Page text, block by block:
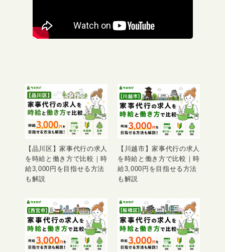
【品川区】家事代行の求人
を時給と働き方で比較｜時
給3,000円を目指せる方法
も解説
【川越市】家事代行の求人
を時給と働き方で比較｜時
給3,000円を目指せる方法
も解説